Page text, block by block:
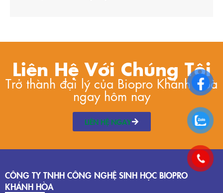
Liên Hệ Với Chúng Tôi
Trở thành đại lý của Biopro Khánh Hoà
ngay hôm nay
LIÊN HỆ NGAY
CÔNG TY TNHH CÔNG NGHỆ SINH HỌC BIOPRO
KHÁNH HÒA